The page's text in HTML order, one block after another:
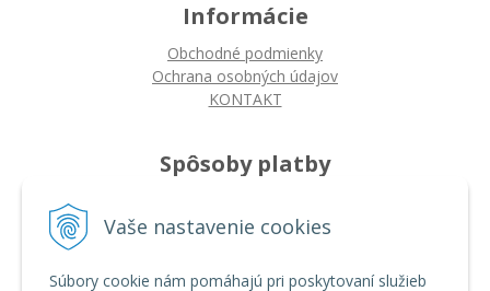
Vaše nastavenie cookies
Súbory cookie nám pomáhajú pri poskytovaní služieb
Informácie
Obchodné podmienky
Ochrana osobných údajov
KONTAKT
Spôsoby platby
Platba bankovým prevodom